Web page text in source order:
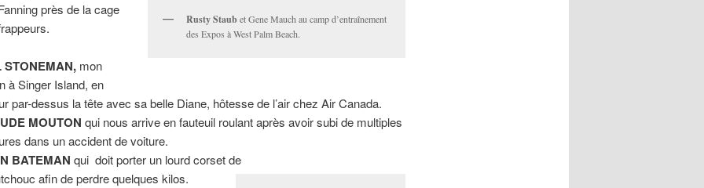
Rusty Staubet Gene Mauch au camp d’entraînement
des Expos à West Palm Beach.
près de la cage
STONEMAN, mon
à Singer Island, en
par-dessus la tête avec sa belle Diane, hôtesse de l’air chez Air Canada.
MOUTON qui nous arrive en fauteuil roulant après avoir subi de multiples
dans un accident de voiture.
BATEMAN qui doit porter un lourd corset de
afin de perdre quelques kilos.